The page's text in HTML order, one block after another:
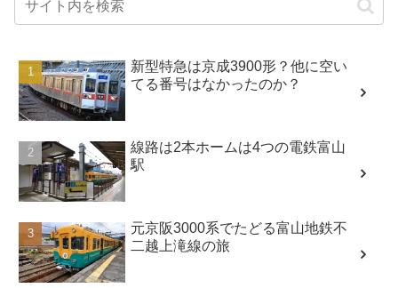
新型特急は京成3900形？他に空い
てる番号はなかったのか？
線路は2本ホームは4つの電鉄富山
駅
元京阪3000系でたどる富山地鉄不
二越上滝線の旅